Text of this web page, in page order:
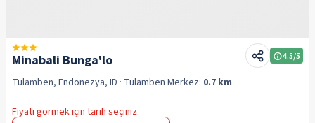
Minabali Bunga'lo 4.5/5
Tulamben, Endonezya, ID · Tulamben Merkez: 0.7 km
Fiyatı görmek için tarih seçiniz